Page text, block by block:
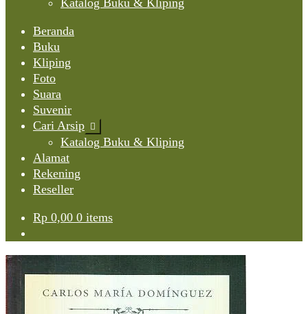
Katalog Buku & Kliping
Beranda
Buku
Kliping
Foto
Suara
Suvenir
Cari Arsip Expand
child
menu
Katalog Buku & Kliping
Alamat
Rekening
Reseller
Rp 0,00 0 items